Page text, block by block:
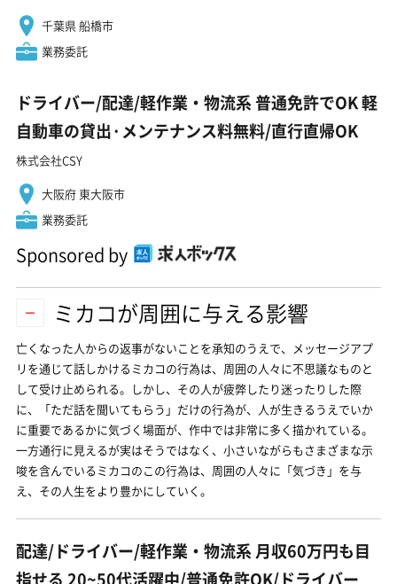
千葉県 船橋市
業務委託
ドライバー/配達/軽作業・物流系 普通免許でOK 軽
自動車の貸出·メンテナンス料無料/直行直帰OK
株式会社CSY
大阪府 東大阪市
業務委託
Sponsored by
ミカコが周囲に与える影響
亡くなった人からの返事がないことを承知のうえで、メッセージアプ
リを通じて話しかけるミカコの行為は、周囲の人々に不思議なものと
して受け止められる。しかし、その人が疲弊したり迷ったりした際
に、「ただ話を聞いてもらう」だけの行為が、人が生きるうえでいか
に重要であるかに気づく場面が、作中では非常に多く描かれている。
一方通行に見えるが実はそうではなく、小さいながらもさまざまな示
唆を含んでいるミカコのこの行為は、周囲の人々に「気づき」を与
え、その人生をより豊かにしていく。
配達/ドライバー/軽作業・物流系 月収60万円も目
指せる 20~50代活躍中/普通免許OK/ドライバー